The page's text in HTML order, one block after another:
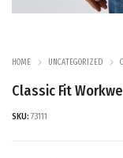
HOME UNCATEGORIZED
Classic Fit
SKU: 73111